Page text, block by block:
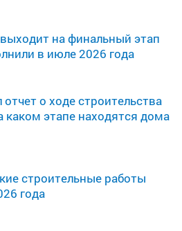
на финальный этап
в июле 2026 года
о ходе строительства
каком этапе находятся дома
строительные работы
года